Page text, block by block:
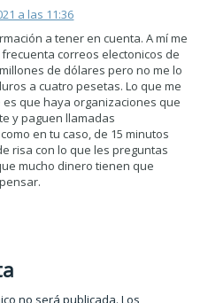
a las 11:36
a tener en cuenta. A mí me
correos electonicos de
de dólares pero no me lo
a cuatro pesetas. Lo que me
que haya organizaciones que
y paguen llamadas
en tu caso, de 15 minutos
risa con lo que les preguntas
mucho dinero tienen que
no será publicada. Los